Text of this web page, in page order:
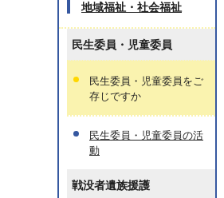
地域福祉・社会福祉
民生委員・児童委員
民生委員・児童委員をご
存じですか
民生委員・児童委員の活
動
戦没者遺族援護